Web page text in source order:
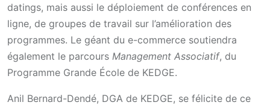
datings, mais aussi le déploiement de conférences en
ligne, de groupes de travail sur l’amélioration des
programmes. Le géant du e-commerce soutiendra
également le parcours Management Associatif, du
Programme Grande École de KEDGE.
Anil Bernard-Dendé, DGA de KEDGE, se félicite de ce